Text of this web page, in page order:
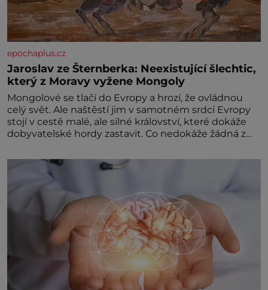
epochaplus.cz
Jaroslav ze Šternberka: Neexistující šlechtic,
který z Moravy vyžene Mongoly
Mongolové se tlačí do Evropy a hrozí, že ovládnou
celý svět. Ale naštěstí jim v samotném srdci Evropy
stojí v cestě malé, ale silné království, které dokáže
dobyvatelské hordy zastavit. Co nedokáže žádná z
král. Nebo že by ne? Mongolové od roku 1223
postupují podél Kaspického a Azovského moře,